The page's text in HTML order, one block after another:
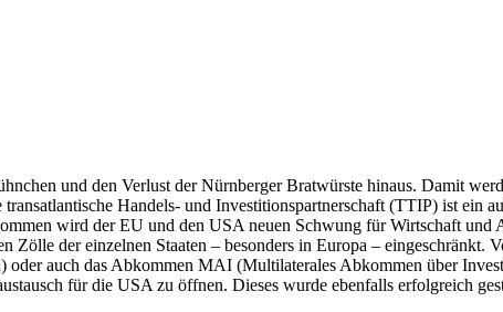
und den Verlust der Nürnberger Bratwürste hinaus. Damit
Handels- und Investitionspartnerschaft (TTIP) ist ein
wird der EU und den USA neuen Schwung für Wirtschaft und
Zölle der einzelnen Staaten – besonders in Europa – eingeschränkt.
auch das Abkommen MAI (Multilaterales Abkommen über
für die USA zu öffnen. Dieses wurde ebenfalls erfolgreich